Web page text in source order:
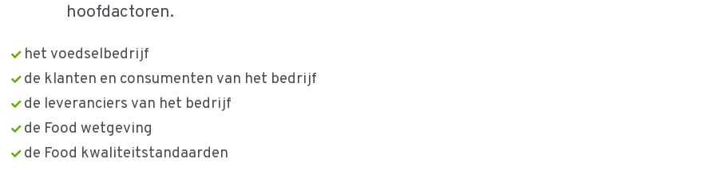
hoofdactoren.
het voedselbedrijf
de klanten en consumenten van het bedrijf
de leveranciers van het bedrijf
de Food wetgeving
de Food kwaliteitstandaarden